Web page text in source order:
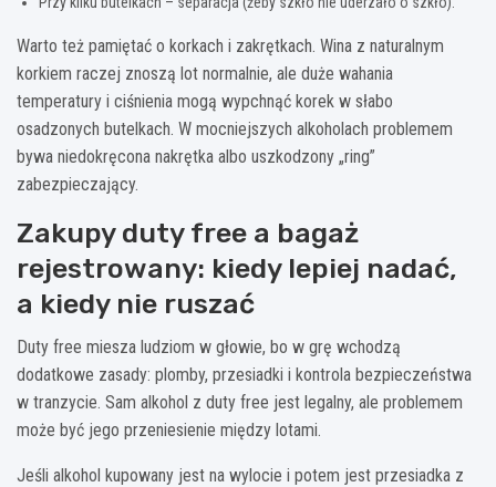
Warto też pamiętać o korkach i zakrętkach. Wina z naturalnym
korkiem raczej znoszą lot normalnie, ale duże wahania
temperatury i ciśnienia mogą wypchnąć korek w słabo
osadzonych butelkach. W mocniejszych alkoholach problemem
bywa niedokręcona nakrętka albo uszkodzony „ring”
zabezpieczający.
Zakupy duty free a bagaż
rejestrowany: kiedy lepiej nadać,
a kiedy nie ruszać
Duty free miesza ludziom w głowie, bo w grę wchodzą
dodatkowe zasady: plomby, przesiadki i kontrola bezpieczeństwa
w tranzycie. Sam alkohol z duty free jest legalny, ale problemem
może być jego przeniesienie między lotami.
Jeśli alkohol kupowany jest na wylocie i potem jest przesiadka z